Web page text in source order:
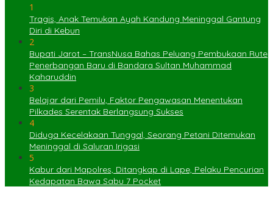
1
Tragis, Anak Temukan Ayah Kandung Meninggal Gantung
Diri di Kebun
2
Bupati Jarot – TransNusa Bahas Peluang Pembukaan Rute
Penerbangan Baru di Bandara Sultan Muhammad
Kaharuddin
3
Belajar dari Pemilu, Faktor Pengawasan Menentukan
Pilkades Serentak Berlangsung Sukses
4
Diduga Kecelakaan Tunggal, Seorang Petani Ditemukan
Meninggal di Saluran Irigasi
5
Kabur dari Mapolres, Ditangkap di Lape, Pelaku Pencurian
Kedapatan Bawa Sabu 7 Pocket